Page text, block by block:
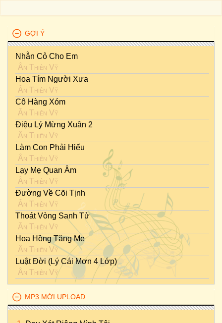
GỢI Ý
Nhẫn Cỏ Cho Em
Ân Thiên Vỹ
Hoa Tím Người Xưa
Ân Thiên Vỹ
Cô Hàng Xóm
Ân Thiên Vỹ
Điệu Lý Mừng Xuân 2
Ân Thiên Vỹ
Làm Con Phải Hiếu
Ân Thiên Vỹ
Lạy Mẹ Quan Âm
Ân Thiên Vỹ
Đường Về Cõi Tịnh
Ân Thiên Vỹ
Thoát Vòng Sanh Tử
Ân Thiên Vỹ
Hoa Hồng Tặng Mẹ
Ân Thiên Vỹ
Luật Đời (Lý Cái Mơn 4 Lớp)
Ân Thiên Vỹ
MP3 MỚI UPLOAD